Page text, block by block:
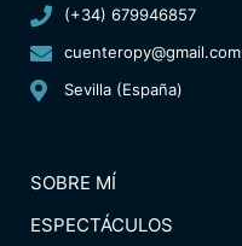
(+34) 679946857
cuenteropy@gmail.com
Sevilla (España)
SOBRE MÍ
ESPECTÁCULOS